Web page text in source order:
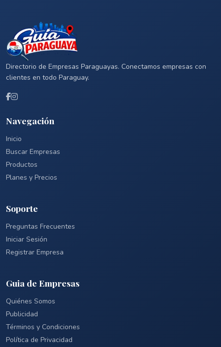
Directorio de Empresas Paraguayas. Conectamos empresas con
clientes en todo Paraguay.
Navegación
Inicio
Buscar Empresas
Productos
Planes y Precios
Soporte
Preguntas Frecuentes
Iniciar Sesión
Registrar Empresa
Guia de Empresas
Quiénes Somos
Publicidad
Términos y Condiciones
Política de Privacidad